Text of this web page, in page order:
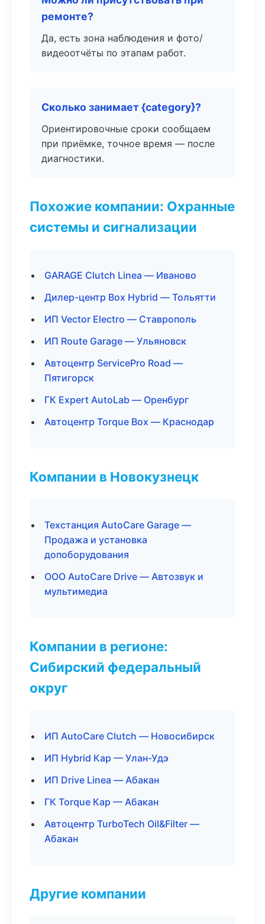
ремонте?
Да, есть зона наблюдения и фото/
видеоотчёты по этапам работ.
Сколько занимает {category}?
Ориентировочные сроки сообщаем
при приёмке, точное время — после
диагностики.
Похожие компании: Охранные
системы и сигнализации
GARAGE Clutch Linea — Иваново
Дилер-центр Box Hybrid — Тольятти
ИП Vector Electro — Ставрополь
ИП Route Garage — Ульяновск
Автоцентр ServicePro Road —
Пятигорск
ГК Expert AutoLab — Оренбург
Автоцентр Torque Box — Краснодар
Компании в Новокузнецк
Техстанция AutoCare Garage —
Продажа и установка
допоборудования
ООО AutoCare Drive — Автозвук и
мультимедиа
Компании в регионе:
Сибирский федеральный
округ
ИП AutoCare Clutch — Новосибирск
ИП Hybrid Кар — Улан-Удэ
ИП Drive Linea — Абакан
ГК Torque Кар — Абакан
Автоцентр TurboTech Oil&Filter —
Абакан
Другие компании